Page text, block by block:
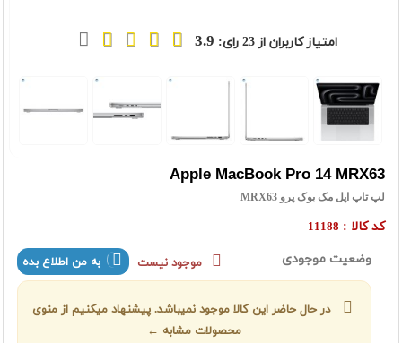
امتیاز کاربران از23 رای: 3.9
Apple MacBook Pro 14 MRX63
لپ تاپ اپل مک بوک پرو MRX63
کد کالا : 11188
وضعیت موجودی موجود نیست به من اطلاع بده
در حال حاضر این کالا موجود نمیباشد. پیشنهاد میکنیم از منوی
محصولات مشابه ←